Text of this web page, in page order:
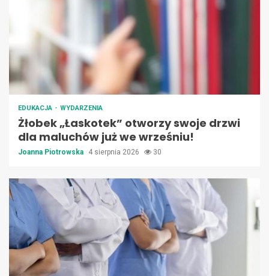
EDUKACJA WYDARZENIA
Żłobek „Łaskotek” otworzy swoje drzwi
dla maluchów już we wrześniu!
Joanna Piotrowska 4 sierpnia 2026 30